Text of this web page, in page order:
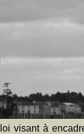
visant à